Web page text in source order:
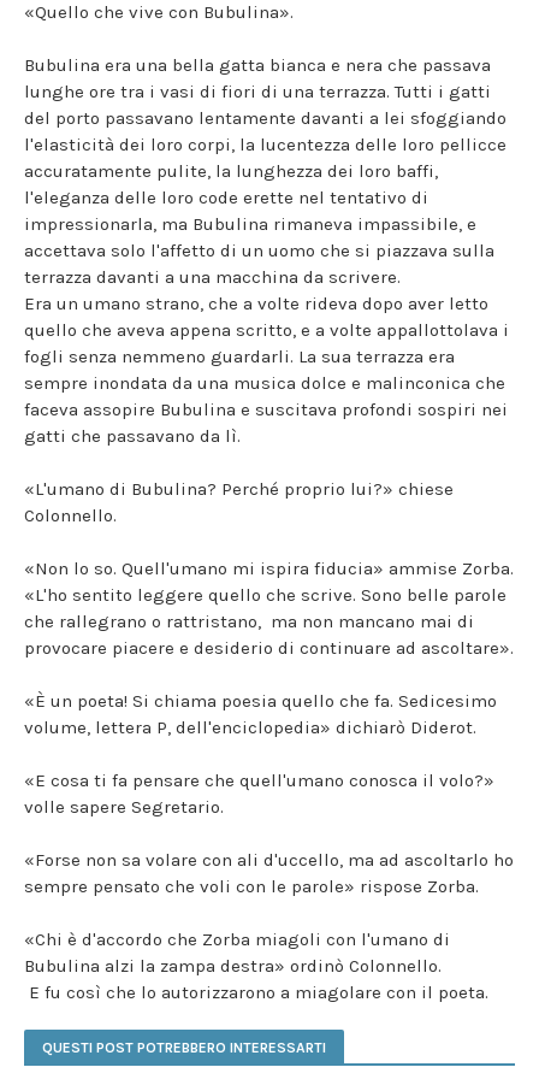
«Quello che vive con Bubulina».
Bubulina era una bella gatta bianca e nera che passava
lunghe ore tra i vasi di fiori di una terrazza. Tutti i gatti
del porto passavano lentamente davanti a lei sfoggiando
l'elasticità dei loro corpi, la lucentezza delle loro pellicce
accuratamente pulite, la lunghezza dei loro baffi,
l'eleganza delle loro code erette nel tentativo di
impressionarla, ma Bubulina rimaneva impassibile, e
accettava solo l'affetto di un uomo che si piazzava sulla
terrazza davanti a una macchina da scrivere.
Era un umano strano, che a volte rideva dopo aver letto
quello che aveva appena scritto, e a volte appallottolava i
fogli senza nemmeno guardarli. La sua terrazza era
sempre inondata da una musica dolce e malinconica che
faceva assopire Bubulina e suscitava profondi sospiri nei
gatti che passavano da lì.
«L'umano di Bubulina? Perché proprio lui?» chiese
Colonnello.
«Non lo so. Quell'umano mi ispira fiducia» ammise Zorba.
«L'ho sentito leggere quello che scrive. Sono belle parole
che rallegrano o rattristano, ma non mancano mai di
provocare piacere e desiderio di continuare ad ascoltare».
«È un poeta! Si chiama poesia quello che fa. Sedicesimo
volume, lettera P, dell'enciclopedia» dichiarò Diderot.
«E cosa ti fa pensare che quell'umano conosca il volo?»
volle sapere Segretario.
«Forse non sa volare con ali d'uccello, ma ad ascoltarlo ho
sempre pensato che voli con le parole» rispose Zorba.
«Chi è d'accordo che Zorba miagoli con l'umano di
Bubulina alzi la zampa destra» ordinò Colonnello.
E fu così che lo autorizzarono a miagolare con il poeta.
QUESTI POST POTREBBERO INTERESSARTI